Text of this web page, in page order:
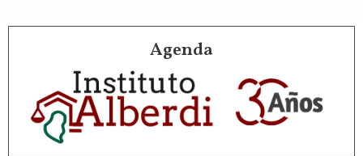
Agenda